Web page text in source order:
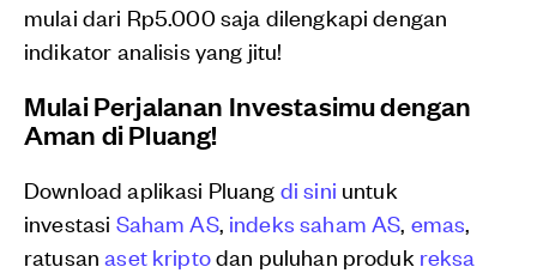
mulai dari Rp5.000 saja dilengkapi dengan
indikator analisis yang jitu!
Mulai Perjalanan Investasimu dengan
Aman di Pluang!
Download aplikasi Pluang di sini untuk
investasi Saham AS, indeks saham AS, emas,
ratusanaset kriptodan puluhan produk reksa